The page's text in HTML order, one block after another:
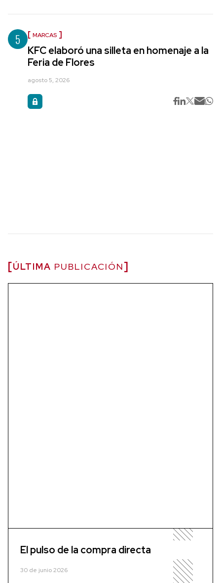
5 MARCAS
KFC elaboró una silleta en homenaje a la
Feria de Flores
agosto 5, 2026
ÚLTIMA PUBLICACIÓN
El pulso de la compra directa
30 de junio 2026